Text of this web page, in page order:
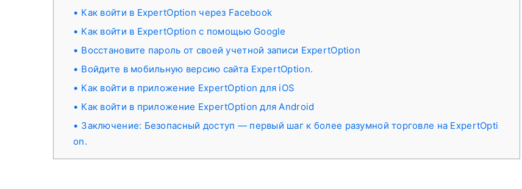
Как войти в ExpertOption через Facebook
Как войти в ExpertOption с помощью Google
Восстановите пароль от своей учетной записи ExpertOption
Войдите в мобильную версию сайта ExpertOption.
Как войти в приложение ExpertOption для iOS
Как войти в приложение ExpertOption для Android
Заключение: Безопасный доступ — первый шаг к более разумной торговле на ExpertOpti
on.